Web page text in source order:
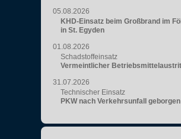
05.08.2026
KHD-Einsatz beim Großbrand im
in St. Egyden
01.08.2026
Schadstoffeinsatz
Vermeintlicher
31.07.2026
Technischer Einsatz
PKW nach Verkehrsunfall geborgen